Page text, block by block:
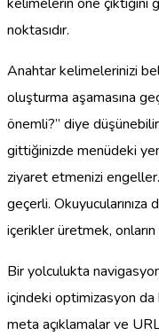
noktasıdır.
Anahtar kelimelerinizi
oluşturma aşamasına
önemli?” diye
gittiğinizde menüdeki
ziyaret etmenizi
geçerli.
içerikler üretmek,
Bir yolculukta
içindeki optimizasyon
meta açıklamalar ve